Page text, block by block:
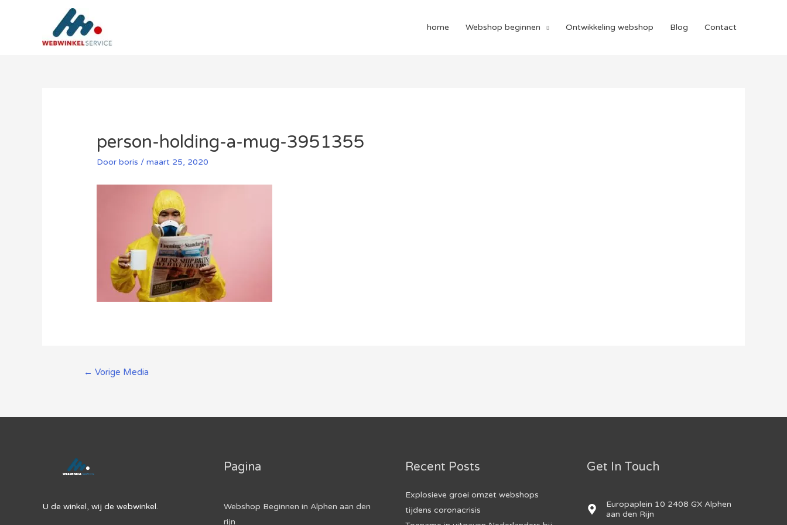
home Webshop beginnen Ontwikkeling webshop Blog Contact
person-holding-a-mug-3951355
Doorboris /maart 25, 2020
Berichtnavigatie
← Vorige Media
U de winkel, wij de webwinkel.
Pagina
Webshop Beginnen in Alphen aan den
rijn
Recent Posts
Explosieve groei omzet webshops
tijdens coronacrisis
Get In Touch
Europaplein 10 2408 GX Alphen
aan den Rijn